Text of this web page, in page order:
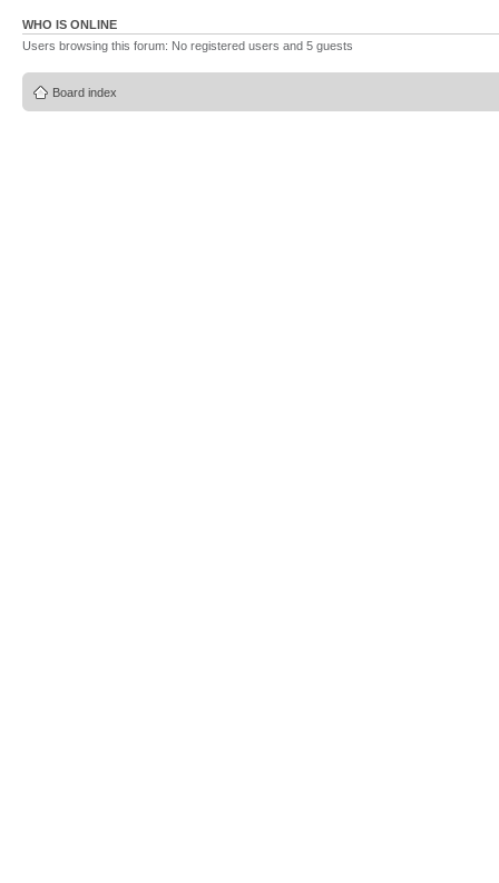
WHO IS ONLINE
Users browsing this forum: No registered users and 5 guests
Board index